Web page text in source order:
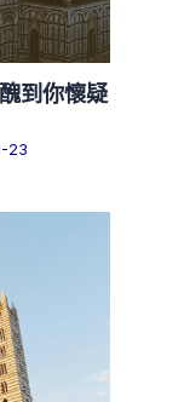
到你懷疑
23